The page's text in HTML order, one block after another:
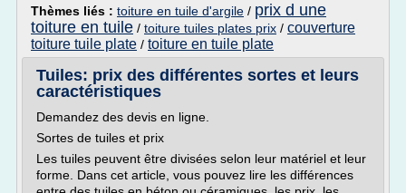
Thèmes liés : toiture en tuile d'argile / prix d une
toiture en tuile / toiture tuiles plates prix / couverture
toiture tuile plate / toiture en tuile plate
Tuiles: prix des différentes sortes et leurs
caractéristiques
Demandez des devis en ligne.
Sortes de tuiles et prix
Les tuiles peuvent être divisées selon leur matériel et leur
forme. Dans cet article, vous pouvez lire les différences